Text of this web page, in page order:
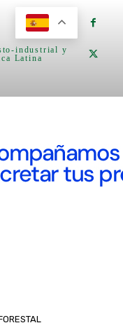
industrial y
Latina